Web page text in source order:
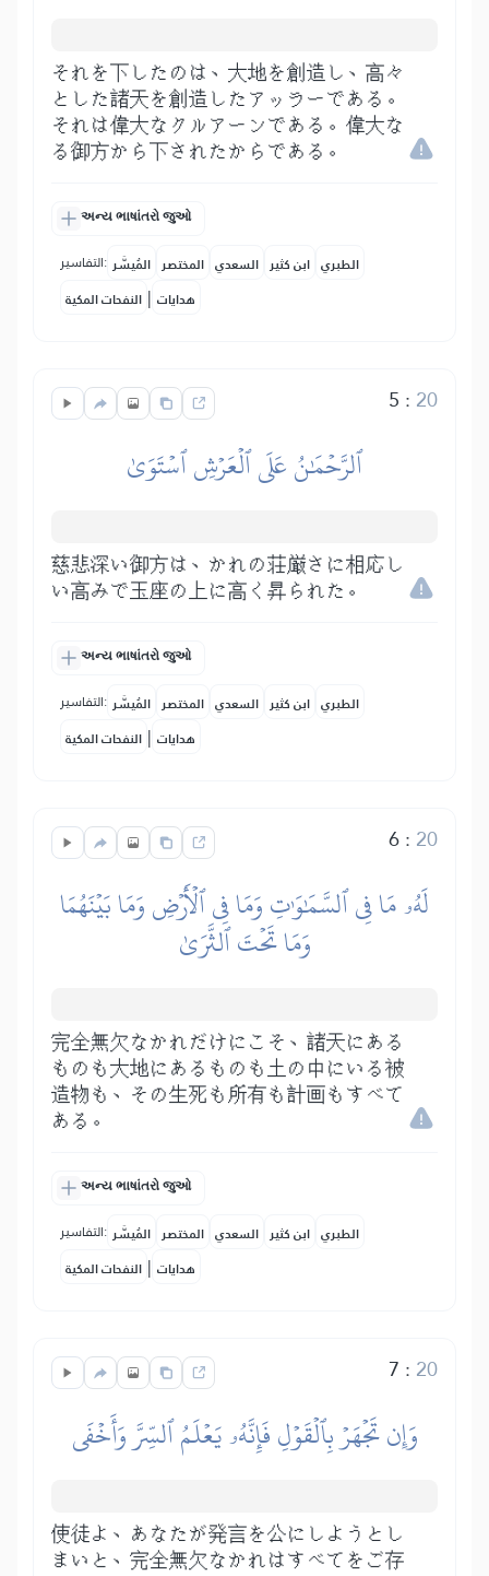
それを下したのは、大地を創造し、高々
とした諸天を創造したアッラーである。
それは偉大なクルアーンである。偉大な
る御方から下されたからである。
અન્ય ભાષાંતરો જુઓ
التفاسير: المُيسَّر المختصر السعدي ابن كثير الطبري
النفحات المكية | هدايات
5 : 20
ٱلرَّحۡمَٰنُ عَلَى ٱلۡعَرۡشِ ٱسۡتَوَىٰ
慈悲深い御方は、かれの荘厳さに相応し
い高みで玉座の上に高く昇られた。
અન્ય ભાષાંતરો જુઓ
التفاسير: المُيسَّر المختصر السعدي ابن كثير الطبري
النفحات المكية | هدايات
6: 20
لَهُۥ مَا فِي ٱلسَّمَٰوَٰتِ وَمَا فِي ٱلۡأَرۡضِ وَمَا بَيۡنَهُمَا
وَمَا تَحۡتَ ٱلثَّرَىٰ
完全無欠なかれだけにこそ、諸天にある
ものも大地にあるものも土の中にいる被
造物も、その生死も所有も計画もすべて
ある。
અન્ય ભાષાંતરો જુઓ
التفاسير: المُيسَّر المختصر السعدي ابن كثير الطبري
النفحات المكية | هدايات
7 : 20
وَإِن تَجۡهَرۡ بِٱلۡقَوۡلِ فَإِنَّهُۥ يَعۡلَمُ ٱلسِّرَّ وَأَخۡفَى
使徒よ、あなたが発言を公にしようとし
まいと、完全無欠なかれはすべてをご存